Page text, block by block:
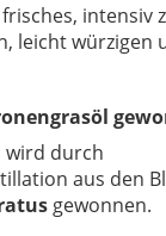
intensiv
leicht würzigen
wird durch
aus den
gewonnen.